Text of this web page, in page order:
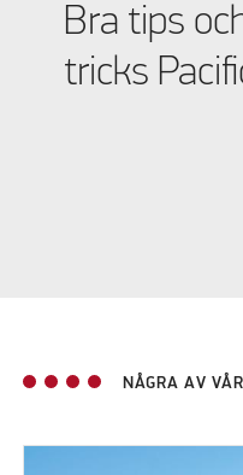
Bra tips
tricks
NÅGRA AV